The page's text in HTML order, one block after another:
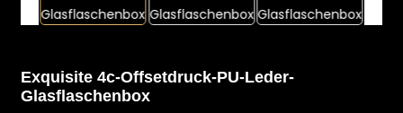
Exquisite 4c-Offsetdruck-PU-Leder-
Glasflaschenbox